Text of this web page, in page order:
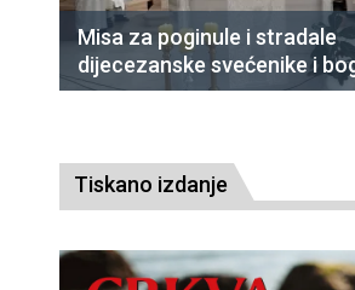
Misa za poginule i stradale
dijecezanske svećenike i
Tiskano izdanje